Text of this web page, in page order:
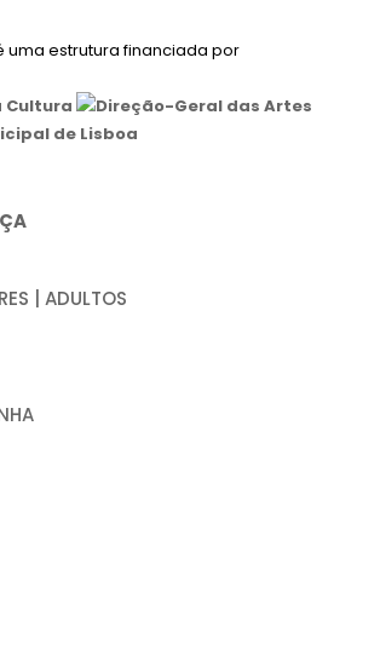
uma estrutura financiada por
| ADULTOS